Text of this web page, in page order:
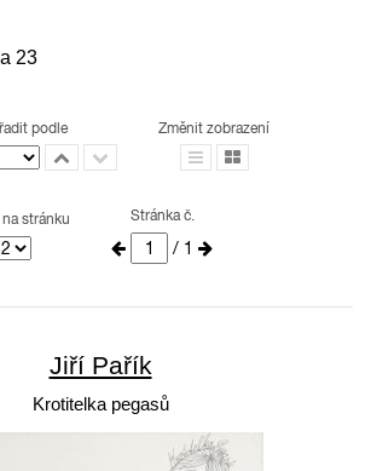
23
podle Změnit zobrazení
stránku Stránka č.
/ 1
Jiří Pařík
Krotitelka pegasů